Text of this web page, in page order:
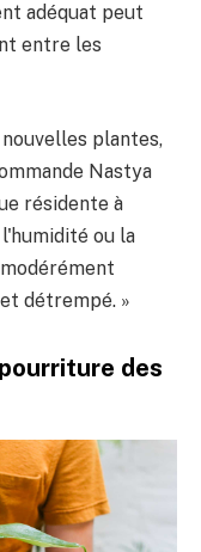
adéquat peut
entre les
plantes,
Nastya
résidente à
ou la
détrempé. »
des